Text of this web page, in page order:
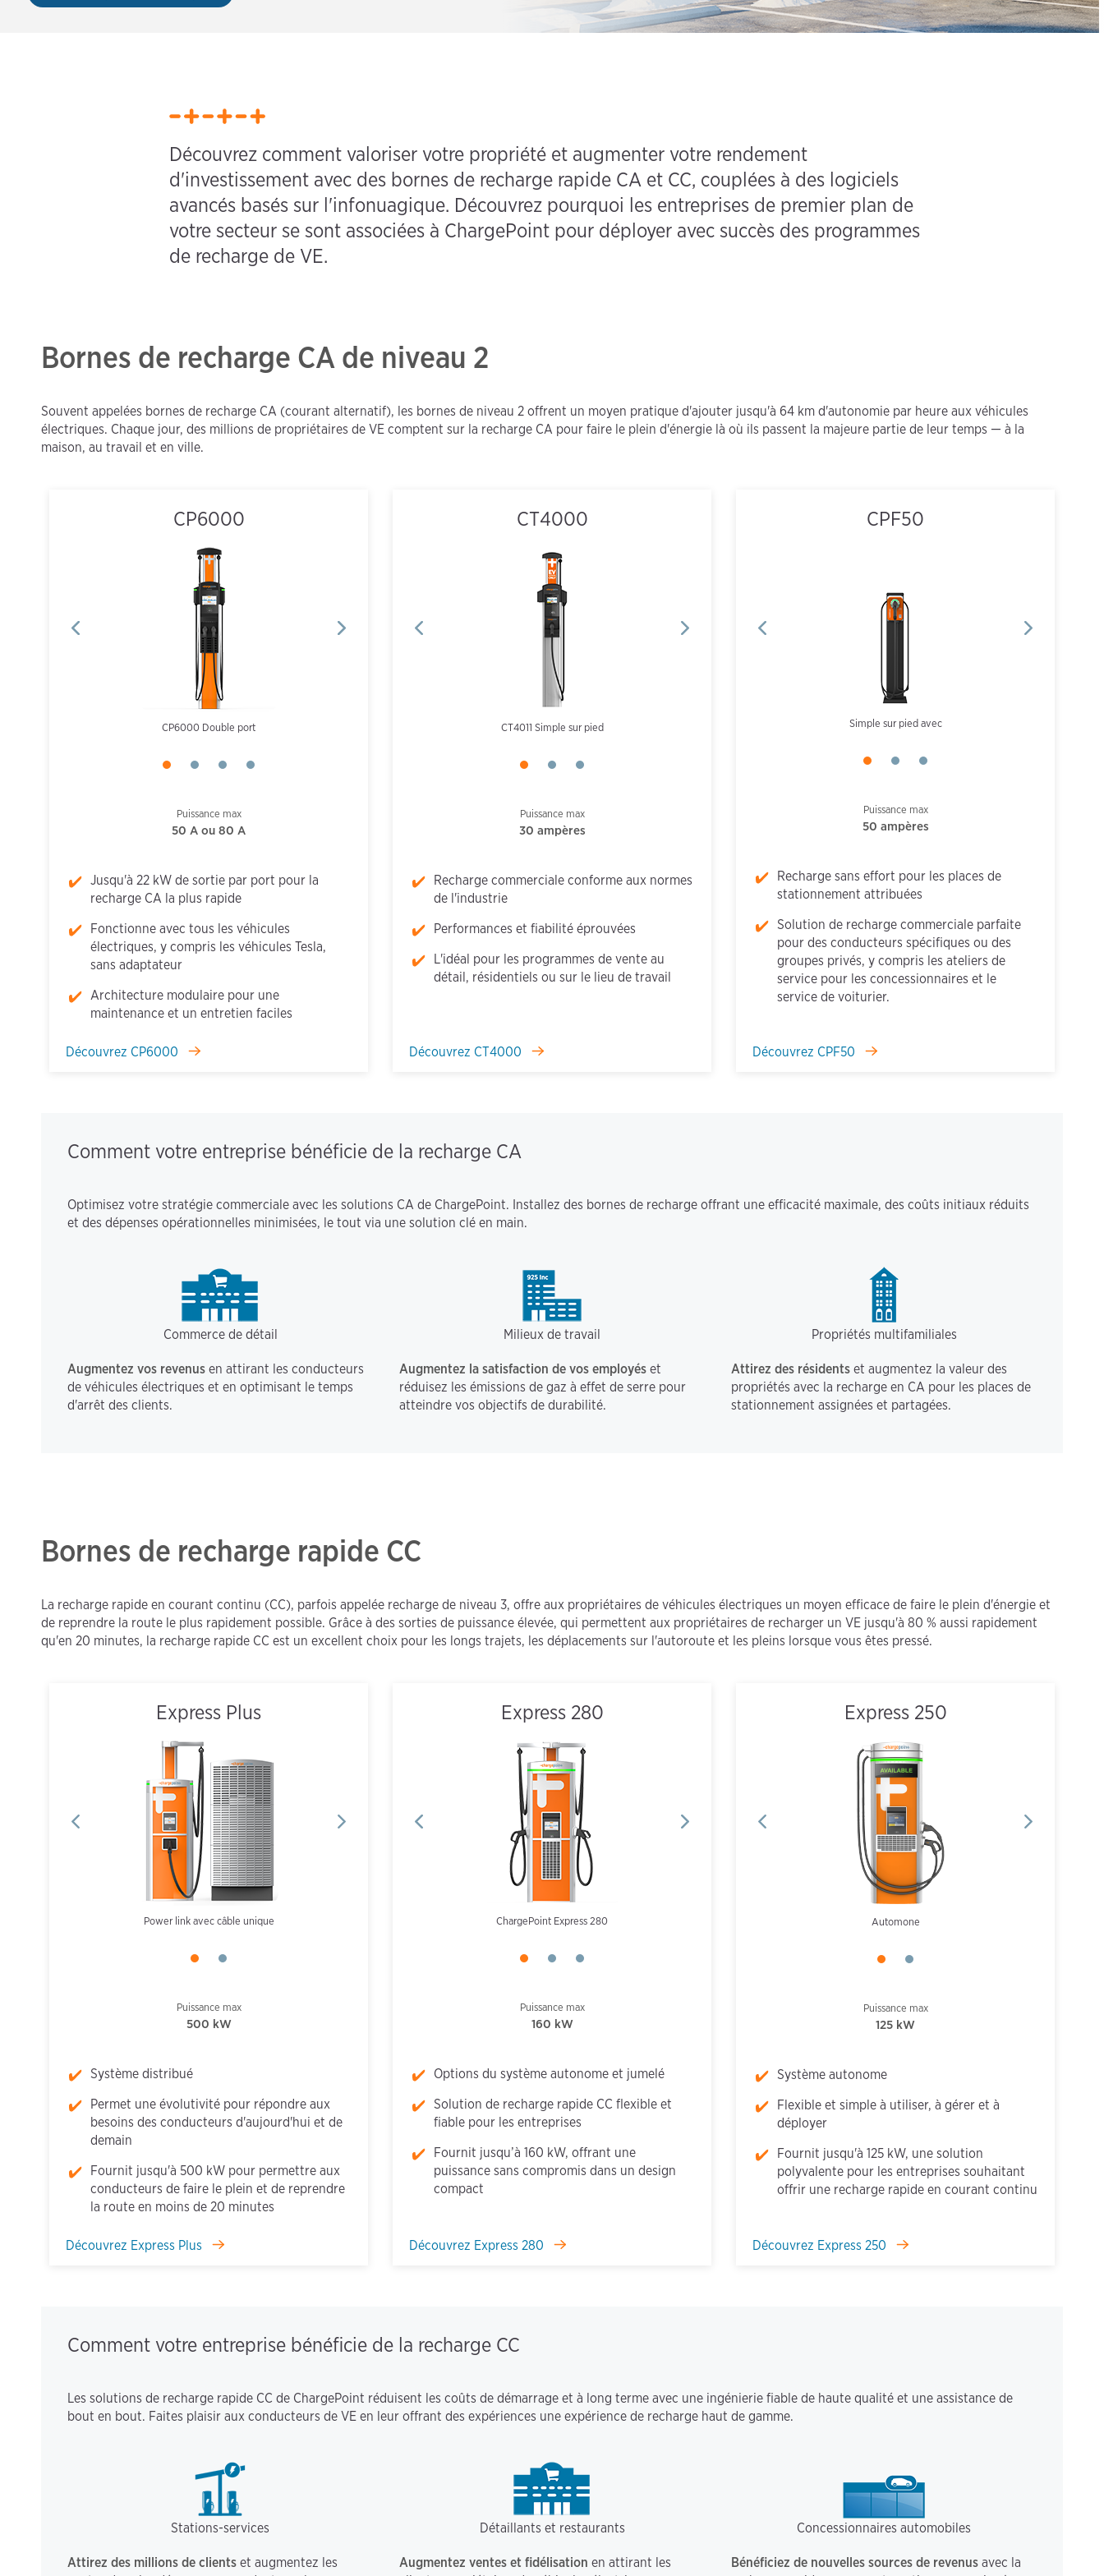
Découvrez comment valoriser votre propriété et augmenter votre rendement
d'investissement avec des bornes de recharge rapide CA et CC, couplées à des logiciels
avancés basés sur l'infonuagique. Découvrez pourquoi les entreprises de premier plan de
votre secteur se sont associées à ChargePoint pour déployer avec succès des programmes
de recharge de VE.
Bornes de recharge CA de niveau 2
Souvent appelées bornes de recharge CA (courant alternatif), les bornes de niveau 2 offrent un moyen pratique d'ajouter jusqu'à 64 km d'autonomie par heure aux véhicules
électriques. Chaque jour, des millions de propriétaires de VE comptent sur la recharge CA pour faire le plein d'énergie là où ils passent la majeure partie de leur temps — à la
maison, au travail et en ville.
CP6000
CP6000 Double port CP6000 single port
CP6000 8" montage mural
Puissance max
50 A ou 80 A
Jusqu'à 22 kW de sortie par port pour la
recharge CA la plus rapide
Fonctionne avec tous les véhicules
électriques, y compris les véhicules Tesla,
sans adaptateur
Architecture modulaire pour une
maintenance et un entretien faciles
Découvrez CP6000
CT4000
CT4011 Simple sur pied CT4021 Double sur pied
CT4025 Double sur pied
Puissance max
30 ampères
Recharge commerciale conforme aux normes
de l'industrie
Performances et fiabilité éprouvées
L'idéal pour les programmes de vente au
détail, résidentiels ou sur le lieu de travail
Découvrez CT4000
CPF50
Simple sur pied avec
Simple mural
Puissance max
50 ampères
Recharge sans effort pour les places de
stationnement attribuées
Solution de recharge commerciale parfaite
pour des conducteurs spécifiques ou des
groupes privés, y compris les ateliers de
service pour les concessionnaires et le
service de voiturier.
Découvrez CPF50
Comment votre entreprise bénéficie de la recharge CA
Optimisez votre stratégie commerciale avec les solutions CA de ChargePoint. Installez des bornes de recharge offrant une efficacité maximale, des coûts initiaux réduits
et des dépenses opérationnelles minimisées, le tout via une solution clé en main.
Commerce de détail
Augmentez vos revenus en attirant les conducteurs
de véhicules électriques et en optimisant le temps
d'arrêt des clients.
Milieux de travail
Augmentez la satisfaction de vos employés et
réduisez les émissions de gaz à effet de serre pour
atteindre vos objectifs de durabilité.
Propriétés multifamiliales
Attirez des résidents et augmentez la valeur des
propriétés avec la recharge en CA pour les places de
stationnement assignées et partagées.
Bornes de recharge rapide CC
La recharge rapide en courant continu (CC), parfois appelée recharge de niveau 3, offre aux propriétaires de véhicules électriques un moyen efficace de faire le plein d'énergie et
de reprendre la route le plus rapidement possible. Grâce à des sorties de puissance élevée, qui permettent aux propriétaires de recharger un VE jusqu'à 80 % aussi rapidement
qu'en 20 minutes, la recharge rapide CC est un excellent choix pour les longs trajets, les déplacements sur l'autoroute et les pleins lorsque vous êtes pressé.
Express Plus
Power link avec câble unique Power Link avec double-câble
Power link avec câble unique
Puissance max
500 kW
Système distribué
Permet une évolutivité pour répondre aux
besoins des conducteurs d'aujourd'hui et de
demain
Fournit jusqu'à 500 kW pour permettre aux
conducteurs de faire le plein et de reprendre
la route en moins de 20 minutes
Découvrez Express Plus
Express 280
ChargePoint Express 280 NACS and CCS1 dual cable
7.5M cable
Puissance max
160 kW
Options du système autonome et jumelé
Solution de recharge rapide CC flexible et
fiable pour les entreprises
Fournit jusqu’à 160 kW, offrant une
puissance sans compromis dans un design
compact
Découvrez Express 280
Express 250
Automone
Associé
Puissance max
125 kW
Système autonome
Flexible et simple à utiliser, à gérer et à
déployer
Fournit jusqu'à 125 kW, une solution
polyvalente pour les entreprises souhaitant
offrir une recharge rapide en courant continu
Découvrez Express 250
Comment votre entreprise bénéficie de la recharge CC
Les solutions de recharge rapide CC de ChargePoint réduisent les coûts de démarrage et à long terme avec une ingénierie fiable de haute qualité et une assistance de
bout en bout. Faites plaisir aux conducteurs de VE en leur offrant des expériences une expérience de recharge haut de gamme.
Stations-services
Attirez des millions de clients et augmentez les
Détaillants et restaurants
Augmentez ventes et fidélisation en attirant les
Concessionnaires automobiles
Bénéficiez de nouvelles sources de revenus avec la